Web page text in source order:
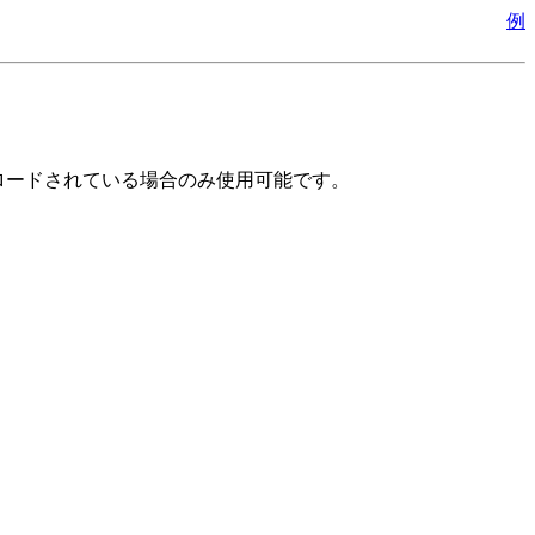
例
ドされている場合のみ使用可能です。